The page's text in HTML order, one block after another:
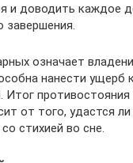
и доводить каждое
завершения.
означает
нанести ущерб
Итог противостояния
от того, удастся
стихией во сне.